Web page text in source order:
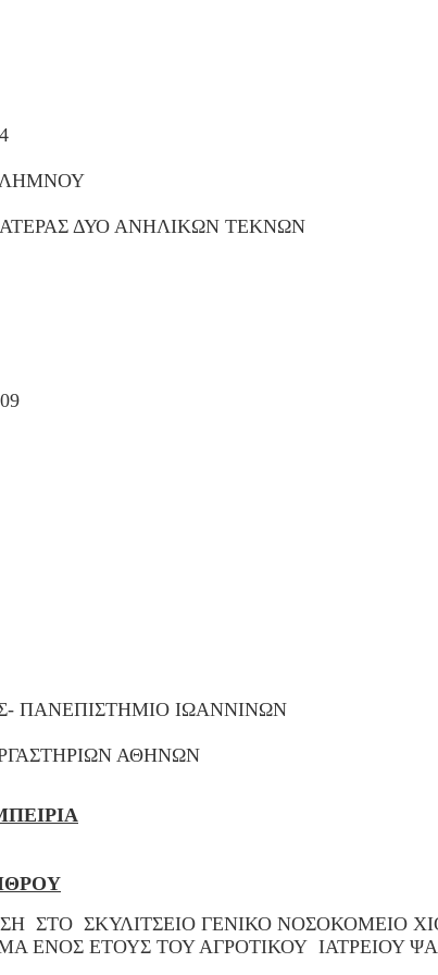
ΔΥΟ ΑΝΗΛΙΚΩΝ ΤΕΚΝΩΝ
ΠΑΝΕΠΙΣΤΗΜΙΟ ΙΩΑΝΝΙΝΩΝ
ΑΘΗΝΩΝ
ΣΤΟ ΣΚΥΛΙΤΣΕΙΟ ΓΕΝΙΚΟ ΝΟΣΟΚΟΜΕΙΟ
ΕΝΟΣ ΕΤΟΥΣ ΤΟΥ ΑΓΡΟΤΙΚΟΥ ΙΑΤΡΕΙΟΥ